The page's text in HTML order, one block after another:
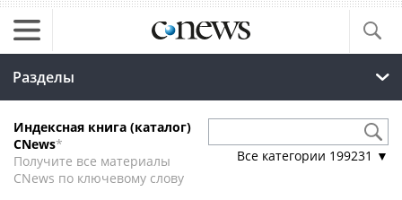
Разделы
Индексная книга (каталог)
CNews*
Получите все материалы
CNews по ключевому слову
Все категории 199231 ▼